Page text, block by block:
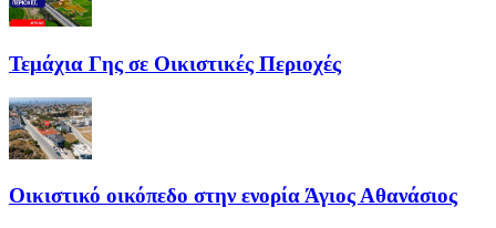
Τεμάχια Γης σε Οικιστικές Περιοχές
Οικιστικό οικόπεδο στην ενορία Άγιος Αθανάσιος